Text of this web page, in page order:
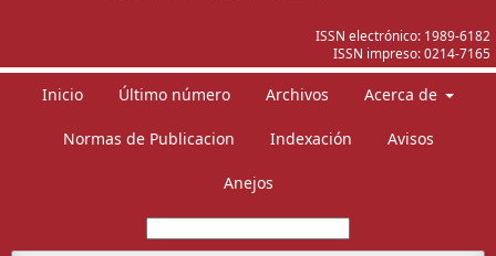
ISSN electrónico: 1989-6182
ISSN impreso:0214-7165
Inicio Último número Archivos Acerca de
Normas de Publicacion Indexación Avisos
Anejos